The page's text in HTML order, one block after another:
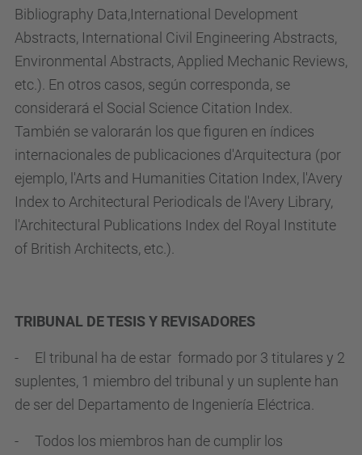
Bibliography Data,International Development
Abstracts, International Civil Engineering Abstracts,
Environmental Abstracts, Applied Mechanic Reviews,
etc.). En otros casos, según corresponda, se
considerará el Social Science Citation Index.
También se valorarán los que figuren en índices
internacionales de publicaciones d'Arquitectura (por
ejemplo, l'Arts and Humanities Citation Index, l'Avery
Index to Architectural Periodicals de l'Avery Library,
l'Architectural Publications Index del Royal Institute
of British Architects, etc.).
TRIBUNAL DE TESIS Y REVISADORES
- El tribunal ha de estar formado por 3 titulares y 2
suplentes, 1 miembro del tribunal y un suplente han
de ser del Departamento de Ingeniería Eléctrica.
- Todos los miembros han de cumplir los